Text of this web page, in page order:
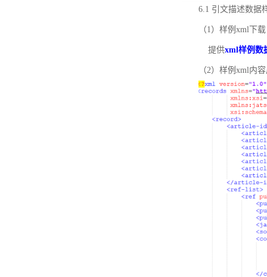
6.1 引文描述数据
（1）样例xml下载
提供xml样例数
（2）样例xml内